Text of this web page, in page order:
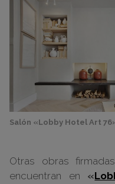
Salón «Lobby Hotel Art
Otras obras
encuentran en «